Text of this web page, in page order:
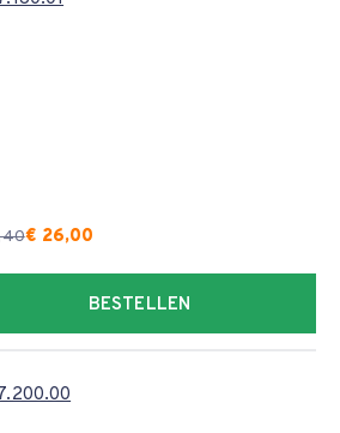
€ 26,00
BESTELLEN